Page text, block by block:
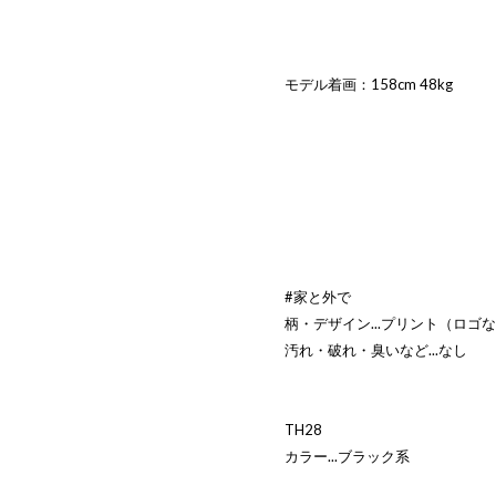
モデル着画：158cm 48kg
#家と外で
柄・デザイン...プリント（ロゴ
汚れ・破れ・臭いなど...なし
TH28
カラー...ブラック系